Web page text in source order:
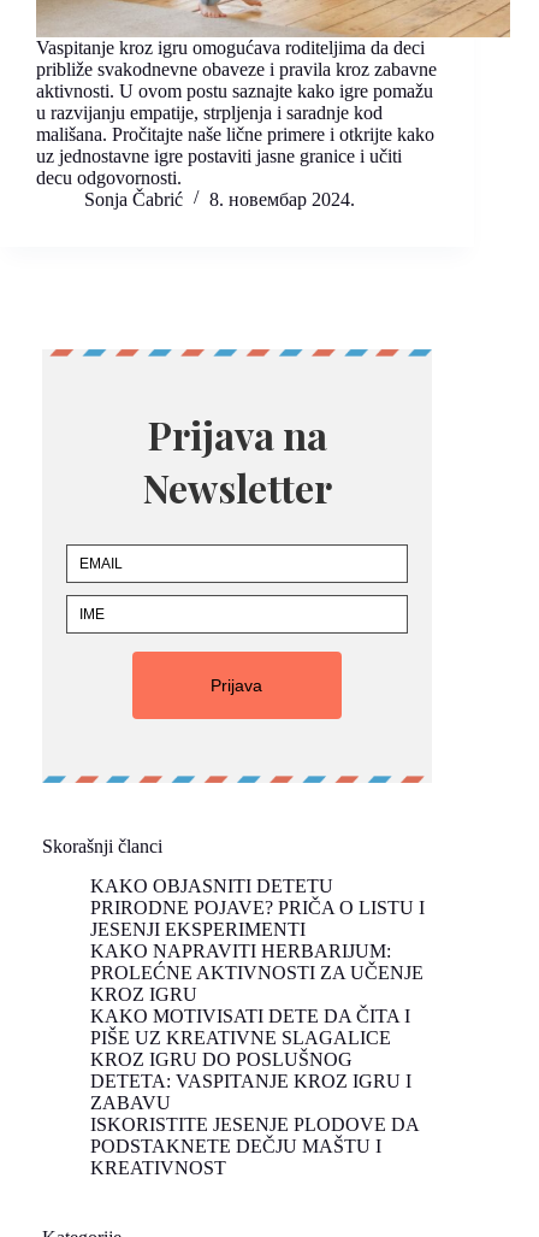
Vaspitanje kroz igru omogućava roditeljima da deci
približe svakodnevne obaveze i pravila kroz zabavne
aktivnosti. U ovom postu saznajte kako igre pomažu
u razvijanju empatije, strpljenja i saradnje kod
mališana. Pročitajte naše lične primere i otkrijte kako
uz jednostavne igre postaviti jasne granice i učiti
decu odgovornosti.
Sonja Čabrić
8. новембар 2024.
Skorašnji članci
KAKO OBJASNITI DETETU
PRIRODNE POJAVE? PRIČA O LISTU I
JESENJI EKSPERIMENTI
KAKO NAPRAVITI HERBARIJUM:
PROLEĆNE AKTIVNOSTI ZA UČENJE
KROZ IGRU
KAKO MOTIVISATI DETE DA ČITA I
PIŠE UZ KREATIVNE SLAGALICE
KROZ IGRU DO POSLUŠNOG
DETETA: VASPITANJE KROZ IGRU I
ZABAVU
ISKORISTITE JESENJE PLODOVE DA
PODSTAKNETE DEČJU MAŠTU I
KREATIVNOST